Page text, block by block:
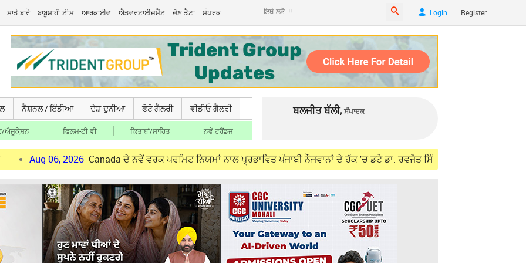
ਸਾਡੇ ਬਾਰੇ ਬਾਬੂਸ਼ਾਹੀ ਟੀਮ ਆਰਕਾਈਵ ਐਡਵਰਟਾਈਜਮੈਂਟ ਚੋਣ ਡੈਟਾ ਸੰਪਰਕ Login | Register
ਨੈਸ਼ਨਲ / ਇੰਡੀਆ ਦੇਸ਼-ਦੁਨੀਆ ਫੋਟੋ ਗੈਲਰੀ ਵੀਡੀਓ ਗੈਲਰੀ
ਐਜੂਕੇ਼ਸ਼ਨ ਫਿਲਮ-ਟੀ ਵੀ ਕਿਤਾਬਾਂ/ਸਾਹਿਤ ਨਵੇਂ ਟਰੈਂਡਜ
ਬਲਜੀਤ ਬੱਲੀ, ਸੰਪਾਦਕ
2026 Canada ਦੇ ਨਵੇਂ ਵਰਕ ਪਰਮਿਟ ਨਿਯਮਾਂ ਨਾਲ ਪ੍ਰਭਾਵਿਤ ਪੰਜਾਬੀ ਨੌਜਵਾਨਾਂ ਦੇ ਹੱਕ 'ਚ ਡਟੇ ਡਾ. ਰਵਜੋਤ ਸਿੰਘ, ਵਿਦੇਸ਼ ਮੰਤਰੀ ਜੈਸ਼ੰਕਰ ਨਾਲ